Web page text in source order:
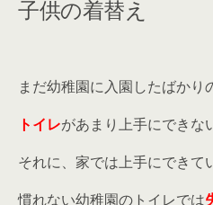
子供の着替え
まだ幼稚園に入園したばかり
トイレがあまり上手にできな
それに、家では上手にできて
慣れない幼稚園のトイレでは